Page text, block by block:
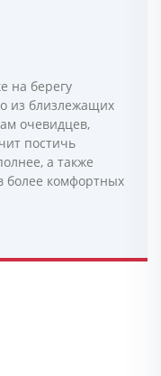
на берегу
из близлежащих
очевидцев,
постичь
а также
более комфортных